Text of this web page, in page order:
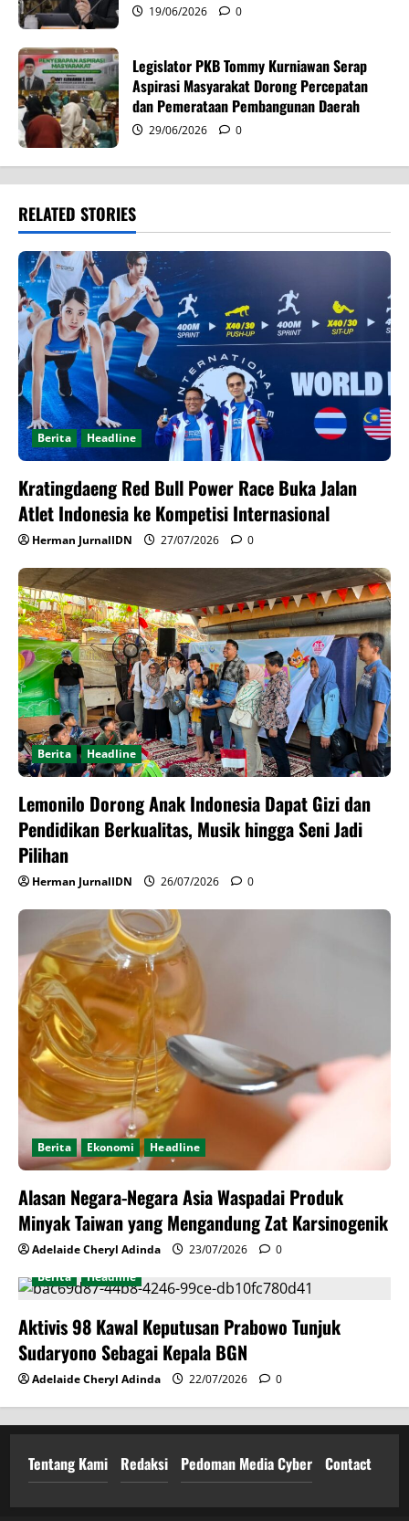
19/06/2026 0
Legislator PKB Tommy Kurniawan Serap
Aspirasi Masyarakat Dorong Percepatan
dan Pemerataan Pembangunan Daerah
29/06/2026 0
RELATED STORIES
Berita Headline
Kratingdaeng Red Bull Power Race Buka Jalan
Atlet Indonesia ke Kompetisi Internasional
Herman JurnalIDN 27/07/2026 0
Berita Headline
Lemonilo Dorong Anak Indonesia Dapat Gizi dan
Pendidikan Berkualitas, Musik hingga Seni Jadi
Pilihan
Herman JurnalIDN 26/07/2026 0
Berita Ekonomi Headline
Alasan Negara-Negara Asia Waspadai Produk
Minyak Taiwan yang Mengandung Zat Karsinogenik
Adelaide Cheryl Adinda 23/07/2026
0
Berita
Headline
Aktivis 98 Kawal Keputusan Prabowo Tunjuk
Sudaryono Sebagai Kepala BGN
Adelaide Cheryl Adinda 22/07/2026 0
Tentang Kami Redaksi Pedoman Media Cyber Contact